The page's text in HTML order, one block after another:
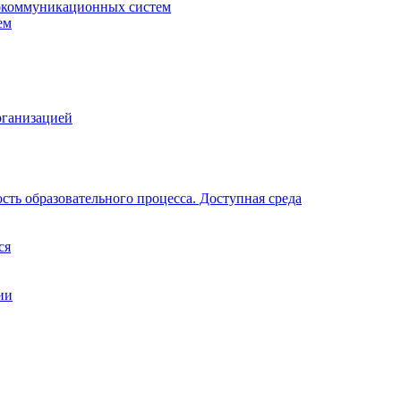
систем
образовательного процесса. Доступная среда